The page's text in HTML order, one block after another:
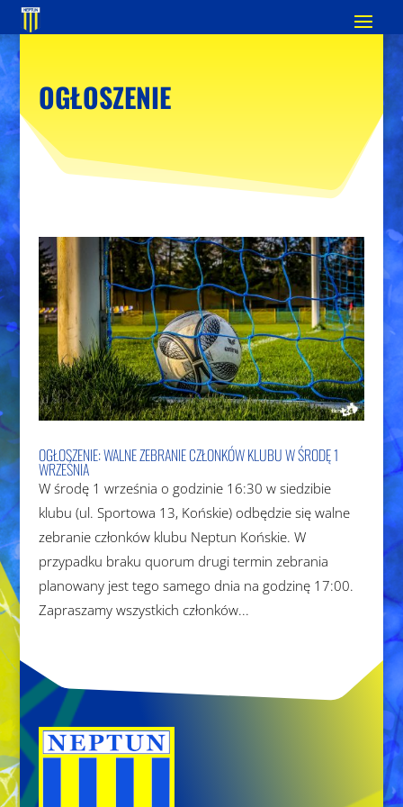
OGŁOSZENIE
OGŁOSZENIE: WALNE ZEBRANIE CZŁONKÓW KLUBU W ŚRODĘ 1
WRZEŚNIA
W środę 1 września o godzinie 16:30 w siedzibie
klubu (ul. Sportowa 13, Końskie) odbędzie się walne
zebranie członków klubu Neptun Końskie. W
przypadku braku quorum drugi termin zebrania
planowany jest tego samego dnia na godzinę 17:00.
Zapraszamy wszystkich członków...